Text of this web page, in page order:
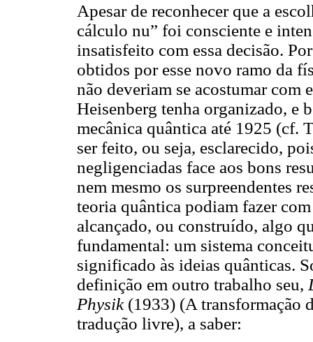
Apesar de reconhecer que a
cálculo nu” foi consciente e
insatisfeito com essa decisão.
obtidos por esse novo ramo da
não deveriam se acostumar com
Heisenberg tenha organizado, e
mecânica quântica até 1925 (cf.
ser feito, ou seja, esclarecido,
negligenciadas face aos bons
nem mesmo os surpreendentes
teoria quântica podiam fazer
alcançado, ou construído, algo
fundamental: um sistema
significado às ideias quânticas.
definição em outro trabalho seu,
Physik(1933) (A transformação
tradução livre), a saber: